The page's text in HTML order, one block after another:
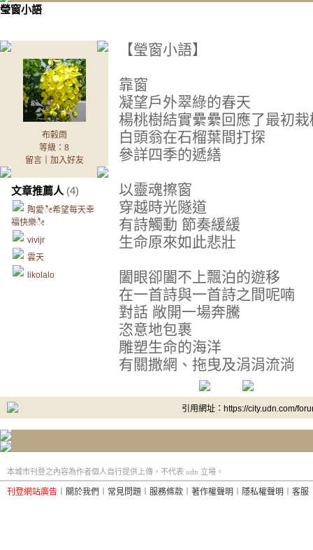
瑩窗小語
布榖雨
等級：8
留言｜ 加入好友
文章推薦人 (4)
陶愛ೀ希望每天幸
福快樂ೀ
vivijr
雲天
likolalo
【瑩窗小語】
靠窗
凝望戶外翠綠的春天
楊桃樹結實纍纍回應了最初
白頭翁在石榴葉間打探
參詳四季的遞繕
以靈魂擦窗
穿越時光隧道
有詩觸動 節奏緩緩
生命原來如此悲壯
闔眼卻闔不上飄泊的遊移
在一首詩與一首詩之間呢喃
對話 敞開一場奔騰
恣意地包裹
雕塑生命的海洋
有關撒網、拖曳及涓涓流淌
引用網址：https://city.udn.com/
本城市刊登之內容為作者個人自行提供上傳，不代表 udn 立場。
刊登網站廣告 關於我們 常見問題 服務條款 著作權聲明 隱私權聲明 客服